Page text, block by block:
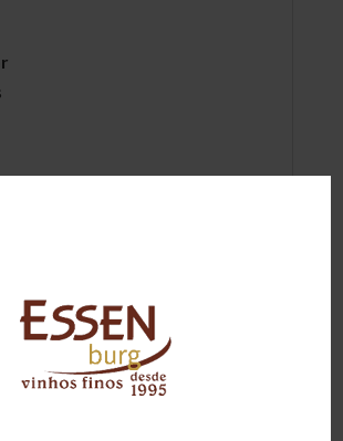
25% em barricas, 75% em inox